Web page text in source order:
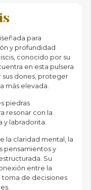
para
y profundidad
conocido por su
en esta pulsera
dones, proteger
más elevada.
piedras
resonar con la
y labradorita.
la claridad mental, la
pensamientos y
Su
entre la
toma de decisiones